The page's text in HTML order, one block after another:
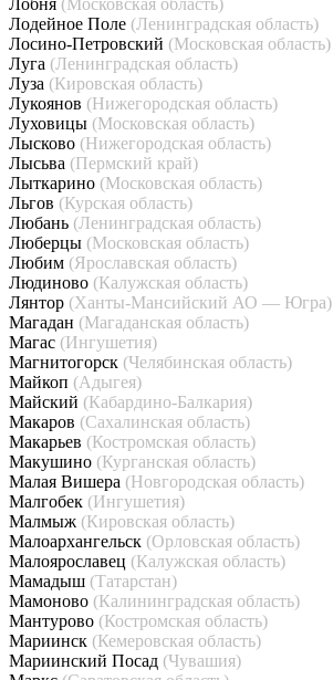
Лобня (Московская область)
Лодейное Поле (Ленинградская область)
Лосино-Петровский (Московская область)
Луга (Ленинградская область)
Луза (Кировская область)
Лукоянов (Нижегородская область)
Луховицы (Московская область)
Лысково (Нижегородская область)
Лысьва (Пермский край)
Лыткарино (Московская область)
Льгов (Курская область)
Любань (Ленинградская область)
Люберцы (Московская область)
Любим (Ярославская область)
Людиново (Калужская область)
Лянтор (Ханты-Мансийский АО — Югра)
Магадан (Магаданская область)
Магас (Ингушетия)
Магнитогорск (Челябинская область)
Майкоп (Адыгея)
Майский (Кабардино-Балкария)
Макаров (Сахалинская область)
Макарьев (Костромская область)
Макушино (Курганская область)
Малая Вишера (Новгородская область)
Малгобек (Ингушетия)
Малмыж (Кировская область)
Малоархангельск (Орловская область)
Малоярославец (Калужская область)
Мамадыш (Татарстан)
Мамоново (Калининградская область)
Мантурово (Костромская область)
Мариинск (Кемеровская область)
Мариинский Посад (Чувашия)